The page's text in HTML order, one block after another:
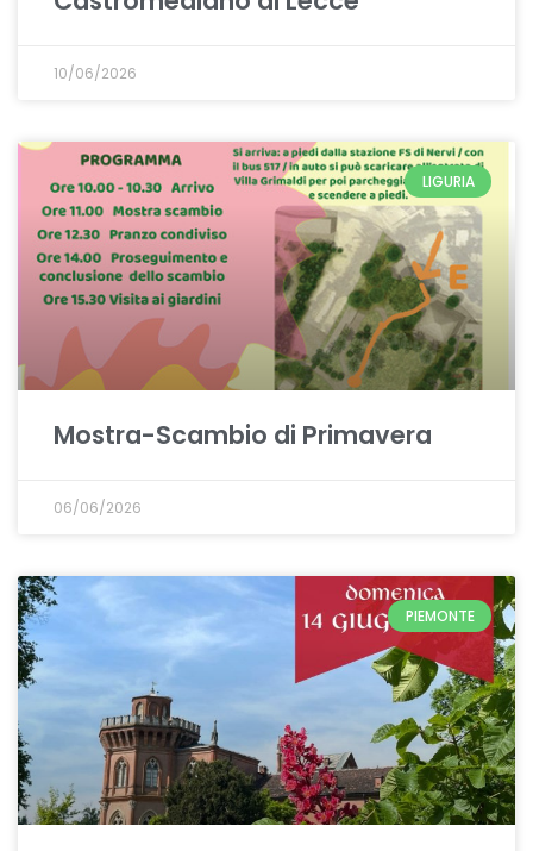
10/06/2026
LIGURIA
Mostra-Scambio di Primavera
06/06/2026
PIEMONTE